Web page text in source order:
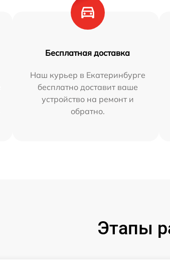
Бесплатная доставка
Наш курьер в Екатеринбурге
бесплатно доставит ваше
устройство на ремонт и
обратно.
Этапы